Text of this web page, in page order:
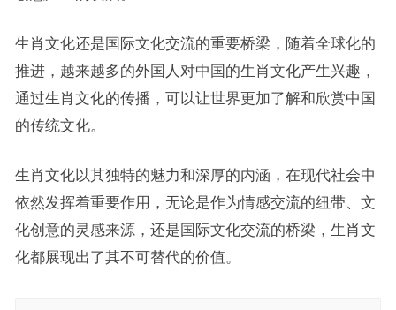
生肖文化还是国际文化交流的重要桥梁，随着全球化的
推进，越来越多的外国人对中国的生肖文化产生兴趣，
通过生肖文化的传播，可以让世界更加了解和欣赏中国
的传统文化。
生肖文化以其独特的魅力和深厚的内涵，在现代社会中
依然发挥着重要作用，无论是作为情感交流的纽带、文
化创意的灵感来源，还是国际文化交流的桥梁，生肖文
化都展现出了其不可替代的价值。